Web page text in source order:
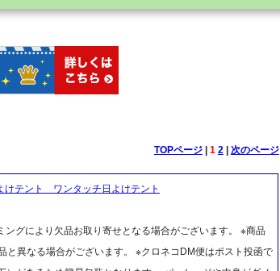
TOPページ| 1 2| 次のページ
けテント ワンタッチ日よけテント
ングにより欠品お取り寄せとなる場合がございます。 ※商品
と異なる場合がございます。 ※クロネコDM便はポスト投函で